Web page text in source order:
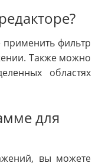
фильтр
Также можно
областях
для
вы можете